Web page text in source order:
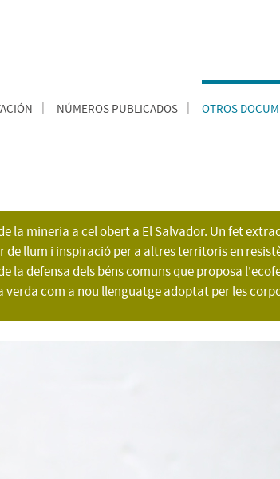
NÚMEROS PUBLICADOS OTROS
la mineria a cel obert a El Salvador. Un fet
llum i inspiració per a altres territoris en
defensa dels béns comuns que proposa
com a nou llenguatge adoptat per les